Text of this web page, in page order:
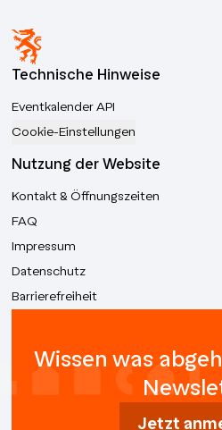
Technische Hinweise
Eventkalender API
Cookie-Einstellungen
Nutzung der Website
Kontakt & Öffnungszeiten
FAQ
Impressum
Datenschutz
Barrierefreiheit
Wissen was
Jetzt